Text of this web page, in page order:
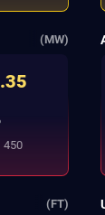
(MW)
450
(FT)